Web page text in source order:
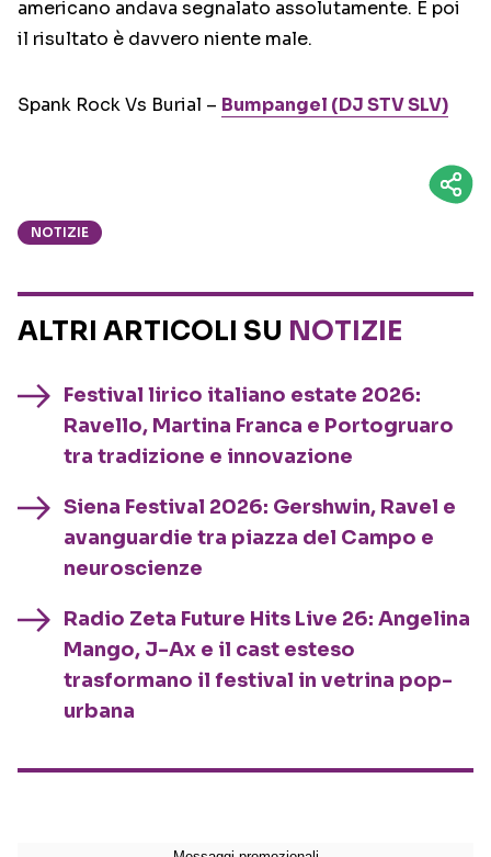
americano andava segnalato assolutamente. E poi
il risultato è davvero niente male.
Spank Rock Vs Burial – Bumpangel (DJ STV SLV)
NOTIZIE
ALTRI ARTICOLI SU NOTIZIE
Festival lirico italiano estate 2026:
Ravello, Martina Franca e Portogruaro
tra tradizione e innovazione
Siena Festival 2026: Gershwin, Ravel e
avanguardie tra piazza del Campo e
neuroscienze
Radio Zeta Future Hits Live 26: Angelina
Mango, J-Ax e il cast esteso
trasformano il festival in vetrina pop-
urbana